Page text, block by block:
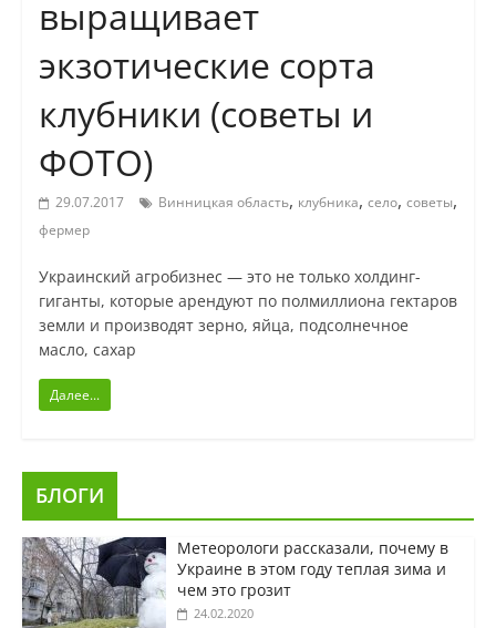
выращивает
экзотические сорта
клубники (советы и
ФОТО)
29.07.2017 Винницкая область, клубника, село, советы,
фермер
Украинский агробизнес — это не только холдинг-
гиганты, которые арендуют по полмиллиона гектаров
земли и производят зерно, яйца, подсолнечное
масло, сахар
Далее...
БЛОГИ
Метеорологи рассказали, почему в
Украине в этом году теплая зима и
чем это грозит
24.02.2020